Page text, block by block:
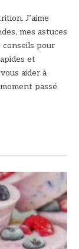
J’aime
mes astuces
conseils pour
et
aider à
passé